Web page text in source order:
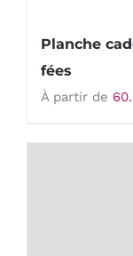
Planche
fées
À partir de